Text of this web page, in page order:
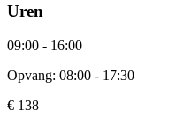
Uren
09:00 - 16:00
Opvang: 08:00 - 17:30
€ 138